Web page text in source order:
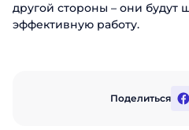
другой стороны – они будут
эффективную работу.
Поделиться